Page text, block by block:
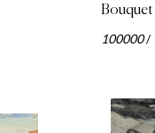
Bouquet
100000/